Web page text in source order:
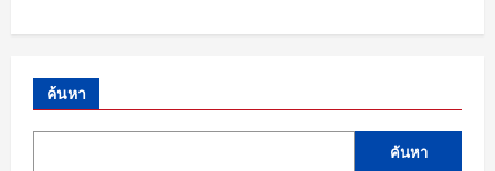
ค้นหา
ค้นหา